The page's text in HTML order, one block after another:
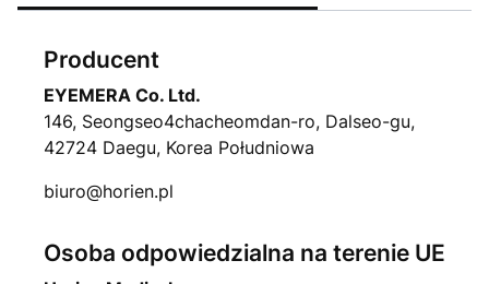
Producent
EYEMERA Co. Ltd.
146, Seongseo4chacheomdan-ro, Dalseo-gu,
42724 Daegu, Korea Południowa
biuro@horien.pl
Osoba odpowiedzialna na terenie UE